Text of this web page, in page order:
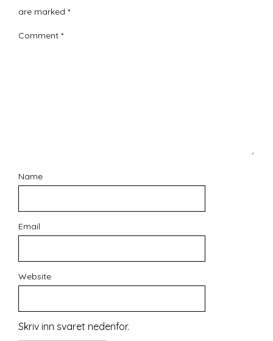
are marked *
Comment *
Name
Email
Website
Skriv inn svaret nedenfor.